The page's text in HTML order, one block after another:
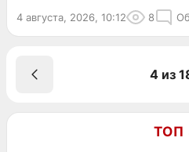
4 августа, 2026, 10:12 8
4 из
ТОП